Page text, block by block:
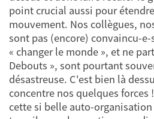
point crucial aussi pour
mouvement. Nos collègues,
sont pas (encore) convaincu-
« changer le monde », et ne
Debouts », sont pourtant
désastreuse. C'est bien là
concentre nos quelques
cette si belle auto-